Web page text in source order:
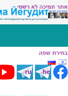
לימין
אתר תמיכה ברוסית
דילוג
לתוכן